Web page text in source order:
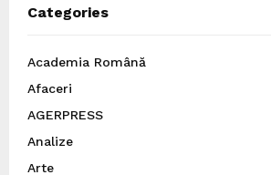
Categories
Academia Română
Afaceri
AGERPRESS
Analize
Arte